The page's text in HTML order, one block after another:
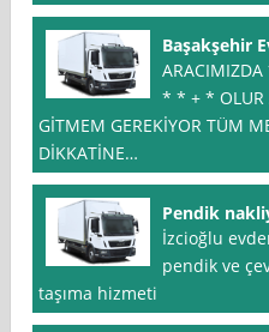
Başakşehir
* * + * OLUR
GİTMEM GEREKİYOR TÜM
DİKKATİNE…
Pendik
İzcioğlu
pendik ve
taşıma hizmeti